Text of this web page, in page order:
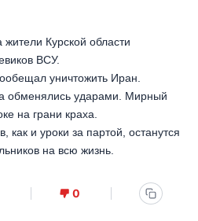
Курской области
ВСУ.
уничтожить Иран.
обменялись ударами. Мирный
на грани краха.
как и уроки за партой, останутся
на всю жизнь.
0